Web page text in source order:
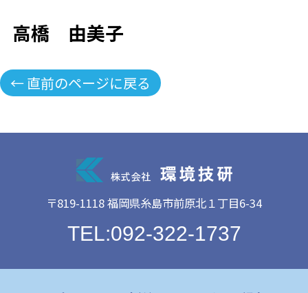
高橋 由美子
← 直前のページに戻る
〒819-1118 福岡県糸島市前原北１丁目6-34
TEL:092-322-1737